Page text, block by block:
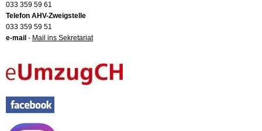
033 359 59 61
Telefon AHV-Zweigstelle
033 359 59 51
e-mail - Mail ins Sekretariat